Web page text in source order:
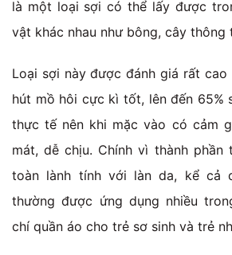
là một loại sợi có thể lấy được
vật khác nhau như bông, cây
Loại sợi này được đánh giá rất cao
hút mồ hôi cực kì tốt, lên đến 65%
thực tế nên khi mặc vào có cảm
mát, dễ chịu. Chính vì thành phần
toàn lành tính với làn da, kể cả
thường được ứng dụng nhiều
chí quần áo cho trẻ sơ sinh và trẻ